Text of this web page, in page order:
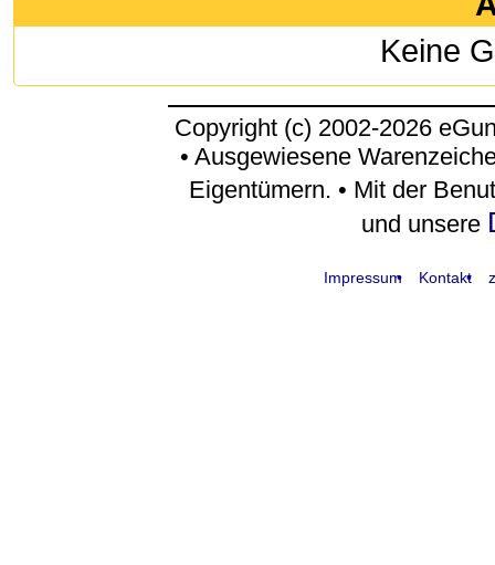
Keine
Copyright (c) 2002-2026
• Ausgewiesene
Eigentümern. • Mit der
und unsere
Impressum Kontakt